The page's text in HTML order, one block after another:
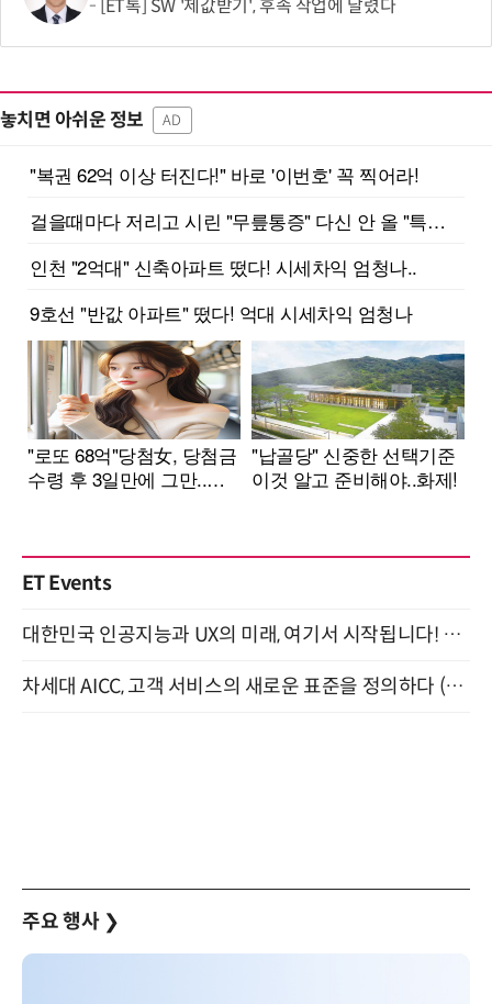
[ET톡] SW '제값받기', 후속 작업에 달렸다
놓치면 아쉬운 정보 AD
ET Events
대한민국 인공지능과 UX의 미래, 여기서 시작됩니다! UX Korea 2026 - Fall 9월 2일 개최
차세대 AICC, 고객 서비스의 새로운 표준을 정의하다 (9/9)
주요 행사 ❯